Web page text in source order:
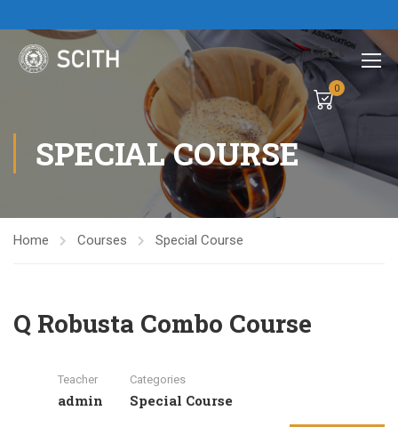
Cart
0
SPECIAL COURSE
Home Courses Special Course
Q Robusta Combo Course
Teacher
admin
Categories
Special Course